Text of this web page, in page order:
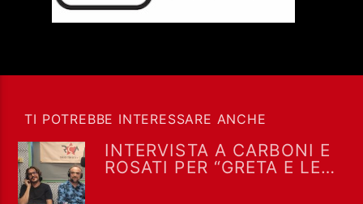
TI POTREBBE INTERESSARE ANCHE
INTERVISTA A CARBONI E
ROSATI PER “GRETA E LE